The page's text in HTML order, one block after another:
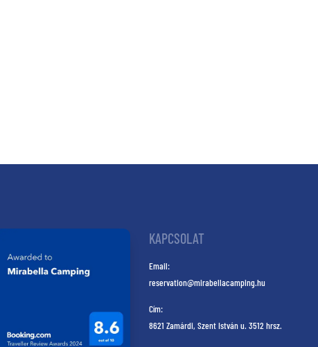
KAPCSOLAT
Email:
reservation@mirabellacamping.hu
Cím:
8621 Zamárdi, Szent István u. 3512 hrsz.